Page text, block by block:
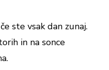
100 %
ste vsak dan zunaj.
in na sonce